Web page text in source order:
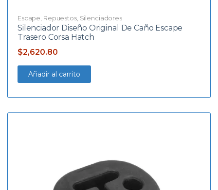
Escape Repuestos, Silenciadores
Silenciador Diseño Original De Caño Escape
Trasero Corsa Hatch
$2,620.80
Añadir al carrito